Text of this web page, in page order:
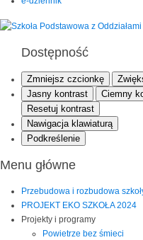
Dostępność
Zmniejsz czcionkę
Jasny kontrast
Ciemny
Resetuj kontrast
Nawigacja klawiaturą
Podkreślenie
Menu główne
Przebudowa i rozbudowa
PROJEKT EKO SZKOŁA 2024
Projekty i programy
Powietrze bez śmieci